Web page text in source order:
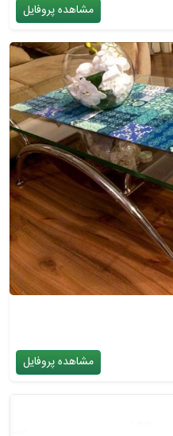
مشاهده پروفایل
مشاهده پروفایل